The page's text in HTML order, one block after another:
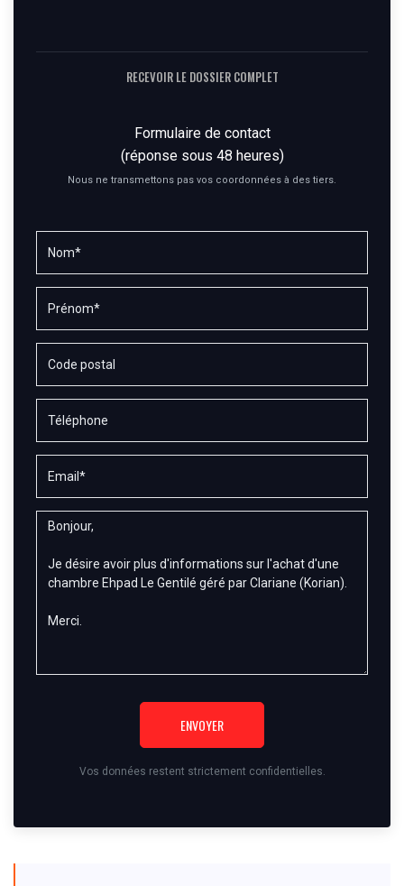
RECEVOIR LE DOSSIER COMPLET
Formulaire de contact
(réponse sous 48 heures)
Nous ne transmettons pas vos coordonnées à des tiers.
ENVOYER
Vos données restent strictement confidentielles.